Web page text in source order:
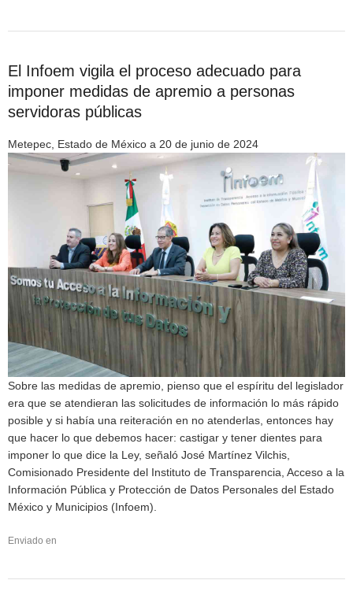
El Infoem vigila el proceso adecuado para
imponer medidas de apremio a personas
servidoras públicas
Metepec, Estado de México a 20 de junio de 2024
Sobre las medidas de apremio, pienso que el espíritu del legislador
era que se atendieran las solicitudes de información lo más rápido
posible y si había una reiteración en no atenderlas, entonces hay
que hacer lo que debemos hacer: castigar y tener dientes para
imponer lo que dice la Ley, señaló José Martínez Vilchis,
Comisionado Presidente del Instituto de Transparencia, Acceso a la
Información Pública y Protección de Datos Personales del Estado
México y Municipios (Infoem).
Enviado en